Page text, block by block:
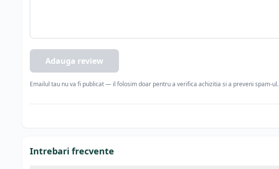
Adauga review
Emailul tau nu va fi publicat — il folosim doar pentru a verifica achizitia si a preveni spam-ul.
Intrebari frecvente